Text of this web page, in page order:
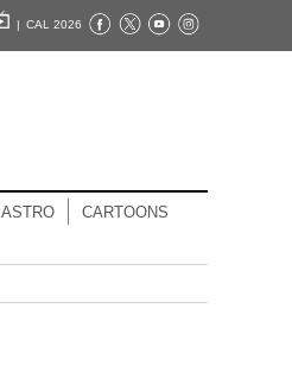
| CAL 2026
ASTRO CARTOONS